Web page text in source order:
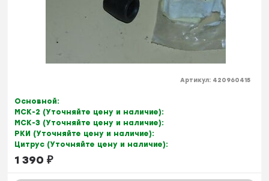
Артикул: 420960415
Основной:
МСК-2 (Уточняйте цену и наличие):
МСК-3 (Уточняйте цену и наличие):
РКИ (Уточняйте цену и наличие):
Цитрус (Уточняйте цену и наличие):
1 390 ₽